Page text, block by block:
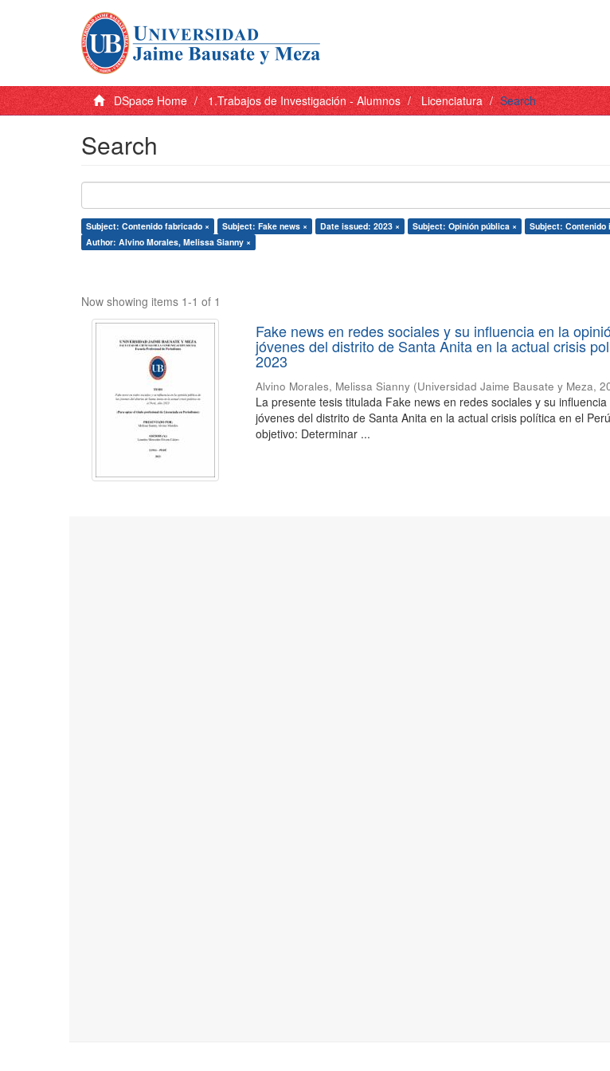
DSpace Home 1.Trabajos de Investigación - Alumnos Licenciatura Search
Search
Subject: Contenido fabricado × Subject: Fake news × Date issued: 2023 × Subject: Opinión pública ×
Subject: Contenido
Author: Alvino Morales, Melissa Sianny ×
Now showing items 1-1 of 1
Fake news en redes sociales y su influencia en la
jóvenes del distrito de Santa Anita en la actual crisis
2023
Alvino Morales, Melissa Sianny (Universidad Jaime Bausate y Meza,
La presente tesis titulada Fake news en redes sociales y su
jóvenes del distrito de Santa Anita en la actual crisis política en el
objetivo: Determinar ...